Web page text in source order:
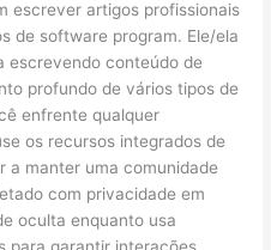
escrever artigos profissionais
de software program. Ele/ela
escrevendo conteúdo de
profundo de vários tipos de
enfrente qualquer
os recursos integrados de
a manter uma comunidade
com privacidade em
oculta enquanto usa